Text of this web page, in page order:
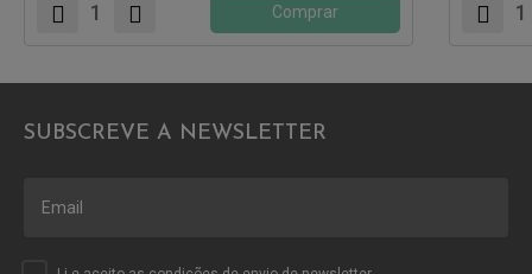
Comprar
SUBSCREVE A NEWSLETTER